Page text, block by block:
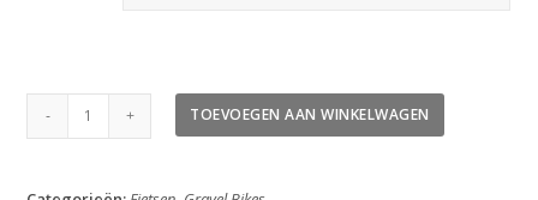
Scott
TOEVOEGEN AAN WINKELWAGEN